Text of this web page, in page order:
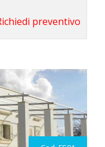
preventivo